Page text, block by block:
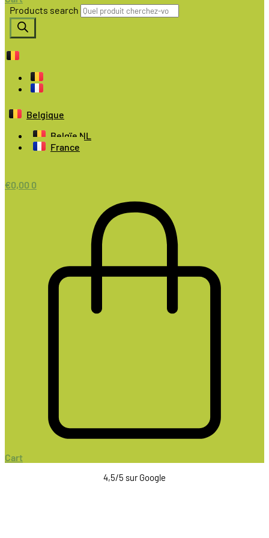
Products search
Belgique
Belgïe NL
France
€0,00 0
Cart
4,5/5 sur Google